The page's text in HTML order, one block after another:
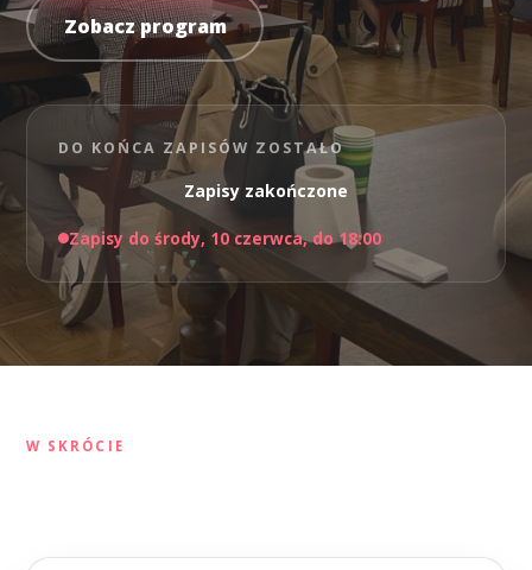
Zobacz program
DO KOŃCA ZAPISÓW ZOSTAŁO
Zapisy zakończone
Zapisy do środy, 10 czerwca, do 18:00
W SKRÓCIE